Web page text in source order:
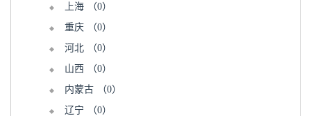
上海
（0）
重庆
（0）
河北
（0）
山西
（0）
内蒙古
（0）
辽宁
（0）